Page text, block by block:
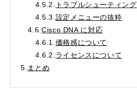
4.5.2.
トラブルシューティング
4.5.3. 設定メニューの抜粋
4.6. Cisco DNA に対応
4.6.1. 価格感について
4.6.2. ライセンスについて
5. まとめ